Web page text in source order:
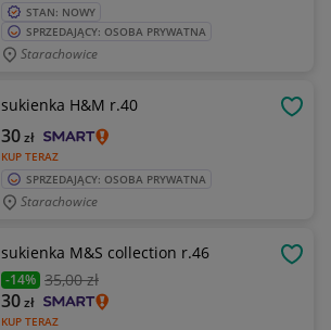
STAN: NOWY
SPRZEDAJĄCY: OSOBA PRYWATNA
Starachowice
sukienka H&M r.40
KUP TERAZ
30zł
SPRZEDAJĄCY: OSOBA PRYWATNA
Starachowice
sukienka M&S collection r.46
-14% 35,00 zł
KUP TERAZ
30zł